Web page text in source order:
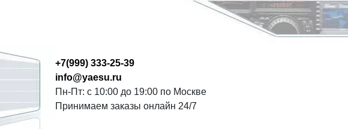
+7(999) 333-25-39
info@yaesu.ru
Пн-Пт: с 10:00 до 19:00 по Москве
Принимаем заказы онлайн 24/7